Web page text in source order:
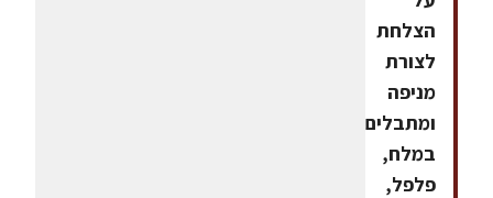
הצלחת
לצורת
מניפה
ומתבלים
במלח,
פלפל,